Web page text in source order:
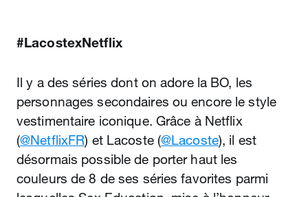
#LacostexNetflix
Il y a des séries dont on adore la BO, les
personnages secondaires ou encore le style
vestimentaire iconique. Grâce à Netflix
(@NetflixFR) et Lacoste (@Lacoste), il est
désormais possible de porter haut les
couleurs de 8 de ses séries favorites parmi